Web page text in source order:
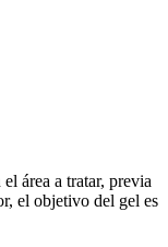
área a tratar, previa
el objetivo del gel es